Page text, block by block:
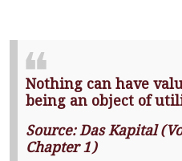
Nothing can have
being an object of
Source: Das Kapital
Chapter 1)